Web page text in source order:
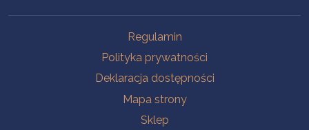
Regulamin
Polityka prywatności
Deklaracja dostępności
Mapa strony
Sklep